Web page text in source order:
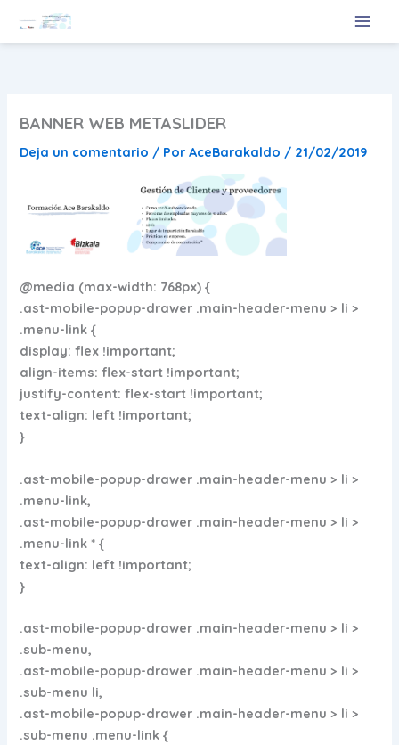
BANNER WEB METASLIDER
Deja un comentario / PorAceBarakaldo / 21/02/2019
@media (max-width: 768px) {
.ast-mobile-popup-drawer .main-header-menu > li >
.menu-link {
display: flex !important;
align-items: flex-start !important;
justify-content: flex-start !important;
text-align: left !important;
}
.ast-mobile-popup-drawer .main-header-menu > li >
.menu-link,
.ast-mobile-popup-drawer .main-header-menu > li >
.menu-link * {
text-align: left !important;
}
.ast-mobile-popup-drawer .main-header-menu > li >
.sub-menu,
.ast-mobile-popup-drawer .main-header-menu > li >
.sub-menu li,
.ast-mobile-popup-drawer .main-header-menu > li >
.sub-menu .menu-link {